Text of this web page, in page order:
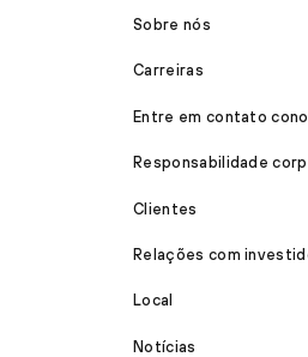
Sobre nós
Carreiras
Entre em contato
Responsabilidade
Clientes
Relações com
Local
Notícias